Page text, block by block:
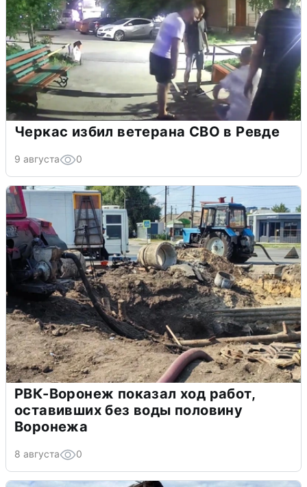
Черкас избил ветерана СВО в Ревде
9 августа 0
РВК-Воронеж показал ход работ,
оставивших без воды половину
Воронежа
8 августа 0